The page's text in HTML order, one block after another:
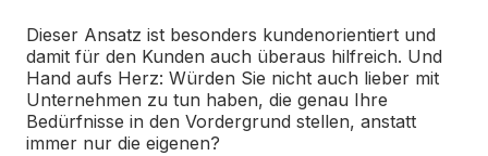
Dieser Ansatz ist besonders kundenorientiert und
damit für den Kunden auch überaus hilfreich. Und
Hand aufs Herz: Würden Sie nicht auch lieber mit
Unternehmen zu tun haben, die genau Ihre
Bedürfnisse in den Vordergrund stellen, anstatt
immer nur die eigenen?